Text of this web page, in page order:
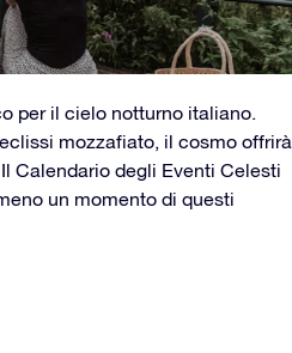
per il cielo notturno italiano.
mozzafiato, il cosmo offrirà
Calendario degli Eventi Celesti
un momento di questi